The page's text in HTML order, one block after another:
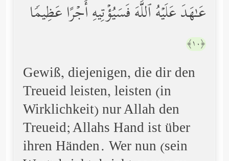
عَـٰهَدَ عَلَیۡهُ ٱللَّهَ فَسَیُؤۡتِیهِ أَجۡرًا عَظِیمࣰا
﴿١٠﴾
Gewiß, diejenigen, die dir den
Treueid leisten, leisten (in
Wirklichkeit) nur Allah den
Treueid; Allahs Hand ist über
ihren Händen. Wer nun (sein